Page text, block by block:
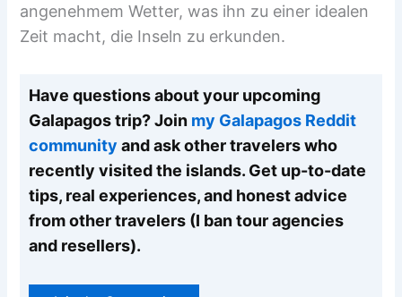
angenehmem Wetter, was ihn zu einer idealen
Zeit macht, die Inseln zu erkunden.
Have questions about your upcoming
Galapagos trip? Join my Galapagos Reddit
community and ask other travelers who
recently visited the islands. Get up-to-date
tips, real experiences, and honest advice
from other travelers (I ban tour agencies
and resellers).